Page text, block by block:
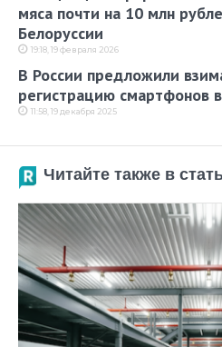
мяса почти на 10 млн
Белоруссии
19:18, 19 февраля 2026
В России предложили
регистрацию смартфонов
11:58, 19 декабря 2025
Читайте также в